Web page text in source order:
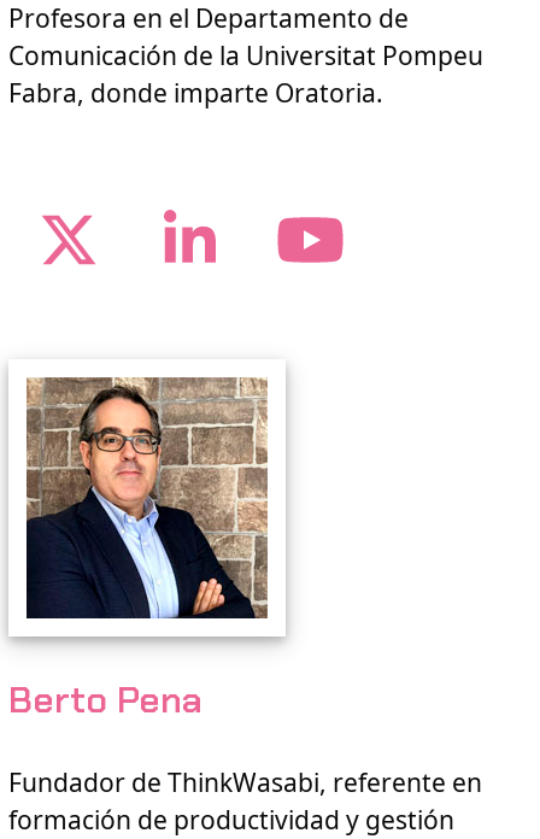
Profesora en el Departamento de
Comunicación de la Universitat Pompeu
Fabra, donde imparte Oratoria.
TwitterLinkedIn
Berto Pena
Fundador de ThinkWasabi, referente en
formación de productividad y gestión